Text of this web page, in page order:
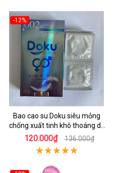
-12%
Bao cao su Doku siêu mỏng
chống xuất tinh khô thoáng dễ
chịu
120.000₫ 136.000₫